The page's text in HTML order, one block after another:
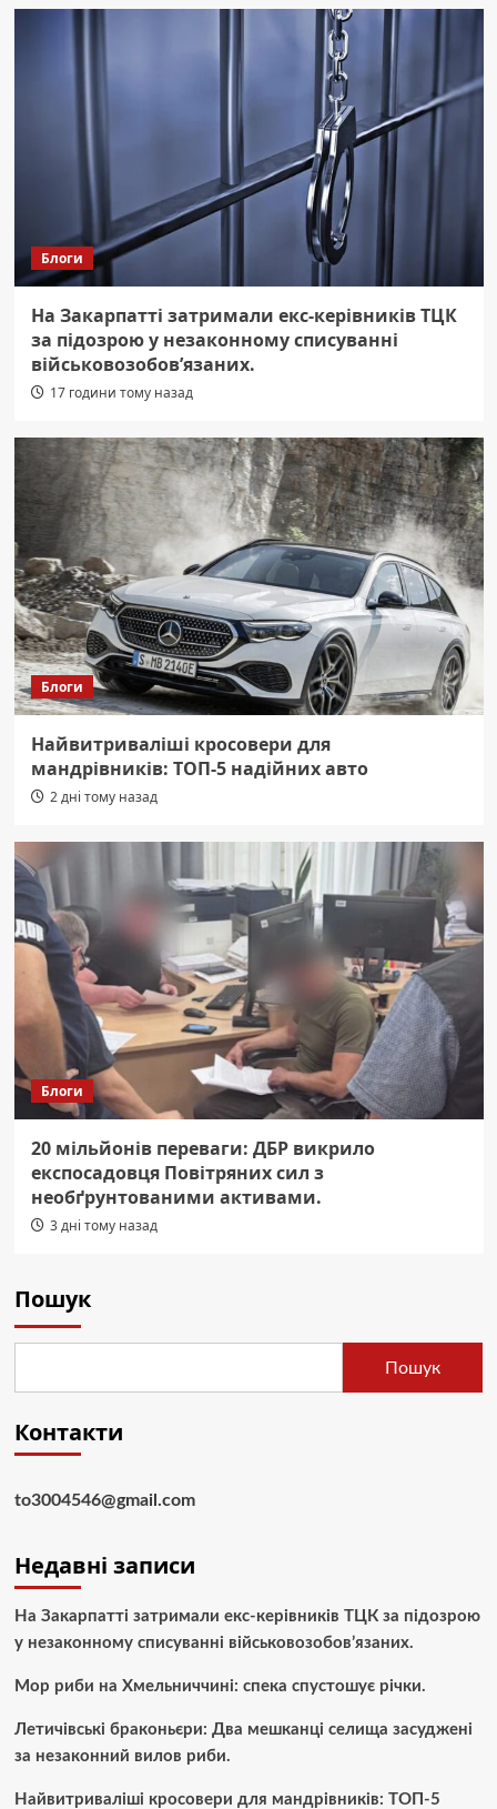
Блоги
На Закарпатті затримали екс-керівників ТЦК
за підозрою у незаконному списуванні
військовозобов’язаних.
17 години тому назад
Блоги
Найвитриваліші кросовери для
мандрівників: ТОП-5 надійних авто
2 дні тому назад
Блоги
20 мільйонів переваги: ДБР викрило
експосадовця Повітряних сил з
необґрунтованими активами.
3 дні тому назад
Пошук
Пошук
Контакти
to3004546@gmail.com
Недавні записи
На Закарпатті затримали екс-керівників ТЦК за підозрою
у незаконному списуванні військовозобов’язаних.
Мор риби на Хмельниччині: спека спустошує річки.
Летичівські браконьєри: Два мешканці селища засуджені
за незаконний вилов риби.
Найвитриваліші кросовери для мандрівників: ТОП-5